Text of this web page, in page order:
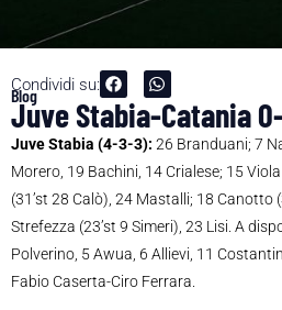
Condividi su:
Blog
Juve Stabia-Catania
Juve Stabia (4-3-3): 26 Branduani; 7
Morero, 19 Bachini, 14 Crialese; 15
(31’st 28 Calò), 24 Mastalli; 18 Canotto
Strefezza (23’st 9 Simeri), 23 Lisi. A
Polverino, 5 Awua, 6 Allievi, 11
Fabio Caserta-Ciro Ferrara.